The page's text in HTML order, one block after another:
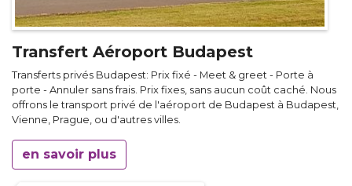
Transfert Aéroport Budapest
Transferts privés Budapest: Prix fixé - Meet & greet - Porte à
porte - Annuler sans frais. Prix fixes, sans aucun coût caché. Nous
offrons le transport privé de l'aéroport de Budapest à Budapest,
Vienne, Prague, ou d'autres villes.
en savoir plus